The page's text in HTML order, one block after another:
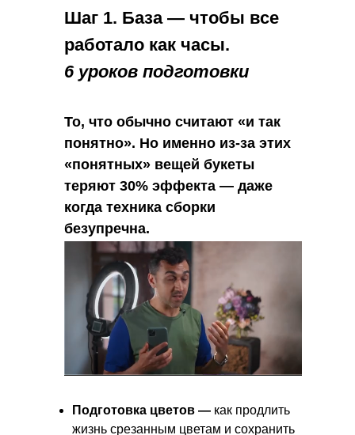
Шаг 1. База — чтобы все
работало как часы.
6 уроков подготовки
То, что обычно считают «и так
понятно». Но именно из-за этих
«понятных» вещей букеты
теряют 30% эффекта — даже
когда техника сборки
безупречна.
Подготовка цветов — как продлить
жизнь срезанным цветам и сохранить